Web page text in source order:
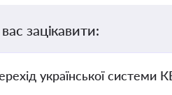
зацікавити:
української системи